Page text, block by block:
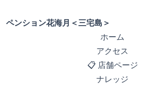
ペンション花海月＜三宅島＞
ホーム
アクセス
📋 店舗ページ
ナレッジ